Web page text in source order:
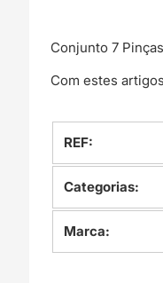
Conjunto 7
Com estes
REF:
Categorias:
Marca: